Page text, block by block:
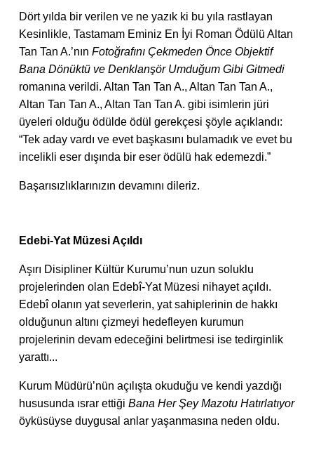
Dört yılda bir verilen ve ne yazık ki bu yıla rastlayan
Kesinlikle, Tastamam Eminiz En İyi Roman Ödülü Altan
Tan Tan A.’nın Fotoğrafını Çekmeden Önce Objektif
Bana Dönüktü ve Denklanşör Umduğum Gibi Gitmedi
romanına verildi. Altan Tan Tan A., Altan Tan Tan A.,
Altan Tan Tan A., Altan Tan Tan A. gibi isimlerin jüri
üyeleri olduğu ödülde ödül gerekçesi şöyle açıklandı:
“Tek aday vardı ve evet başkasını bulamadık ve evet bu
incelikli eser dışında bir eser ödülü hak edemezdi.”
Başarısızlıklarınızın devamını dileriz.
Edebi-Yat Müzesi Açıldı
Aşırı Disipliner Kültür Kurumu’nun uzun soluklu
projelerinden olan Edebî-Yat Müzesi nihayet açıldı.
Edebî olanın yat severlerin, yat sahiplerinin de hakkı
olduğunun altını çizmeyi hedefleyen kurumun
projelerinin devam edeceğini belirtmesi ise tedirginlik
yarattı...
Kurum Müdürü’nün açılışta okuduğu ve kendi yazdığı
hususunda ısrar ettiği Bana Her Şey Mazotu Hatırlatıyor
öyküsüyse duygusal anlar yaşanmasına neden oldu.